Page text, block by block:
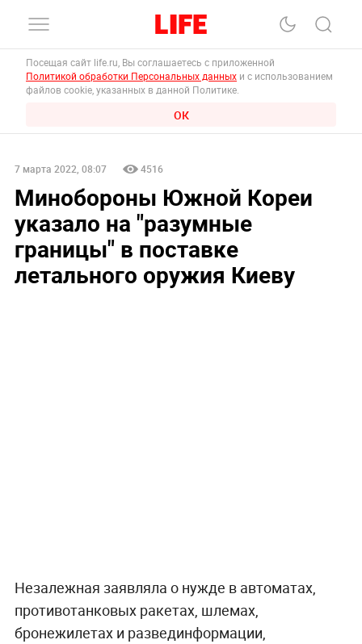
Посещая сайт life.ru, Вы соглашаетесь с приложенной
Политикой обработки Персональных данных и с использованием
файлов cookie, указанных в данной Политике.
ОК
7 марта 2022, 08:07 4516
Минобороны Южной Кореи
указало на "разумные
границы" в поставке
летального оружия Киеву
Незалежная заявляла о нужде в автоматах,
противотанковых ракетах, шлемах,
бронежилетах и развединформации,